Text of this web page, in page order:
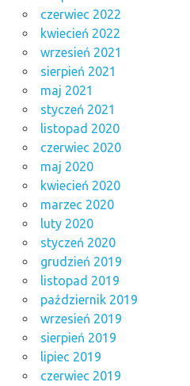
czerwiec 2022
kwiecień 2022
wrzesień 2021
sierpień 2021
maj 2021
styczeń 2021
listopad 2020
czerwiec 2020
maj 2020
kwiecień 2020
marzec 2020
luty 2020
styczeń 2020
grudzień 2019
listopad 2019
październik 2019
wrzesień 2019
sierpień 2019
lipiec 2019
czerwiec 2019